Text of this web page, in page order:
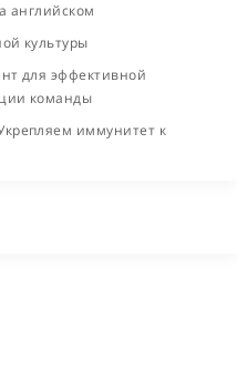
английском
культуры
для эффективной
команды
иммунитет к